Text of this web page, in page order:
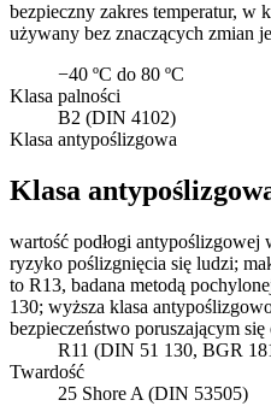
bezpieczny zakres temperatur, w
używany bez znaczących zmian
−40 ºC do 80 ºC
Klasa palności
B2 (DIN 4102)
Klasa antypoślizgowa
Klasa
wartość podłogi
ryzyko poślizgnięcia się ludzi;
to R13, badana metodą
130; wyższa klasa
bezpieczeństwo poruszającym się
R11 (DIN 51 130, BGR
Twardość
25 Shore A (DIN 53505)